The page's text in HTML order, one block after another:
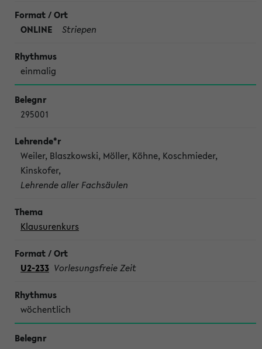
ONLINE Striepen
einmalig
295001
Weiler, Blaszkowski, Möller, Köhne, Koschmieder,
Kinskofer,
Lehrende aller Fachsäulen
Klausurenkurs
U2-233 Vorlesungsfreie Zeit
wöchentlich